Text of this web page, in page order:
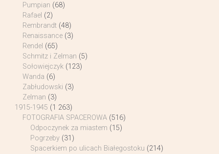
Pumpian (68)
Rafael (2)
Rembrandt (48)
Renaissance (3)
Rendel (65)
Schmitz i Zelman (5)
Sołowiejczyk (123)
Wanda (6)
Zabłudowski (3)
Zelman (3)
1915-1945 (1 263)
FOTOGRAFIA SPACEROWA (516)
Odpoczynek za miastem (15)
Pogrzeby (31)
Spacerkiem po ulicach Białegostoku (214)